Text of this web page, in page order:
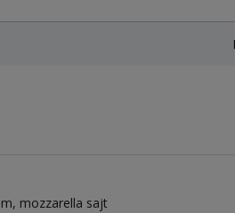
mozzarella sajt